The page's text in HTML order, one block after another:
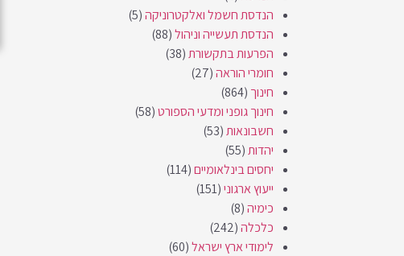
הנדסת חשמל ואלקטרוניקה(5)
הנדסת תעשייה וניהול(88)
הפרעות בתקשורת(38)
חומרי הוראה(27)
חינוך (864)
חינוך גופני ומדעי הספורט(58)
חשבונאות(53)
יהדות(55)
יחסים בינלאומיים(114)
ייעוץ ארגוני(151)
כימיה(8)
כלכלה(242)
לימודי ארץ ישראל(60)